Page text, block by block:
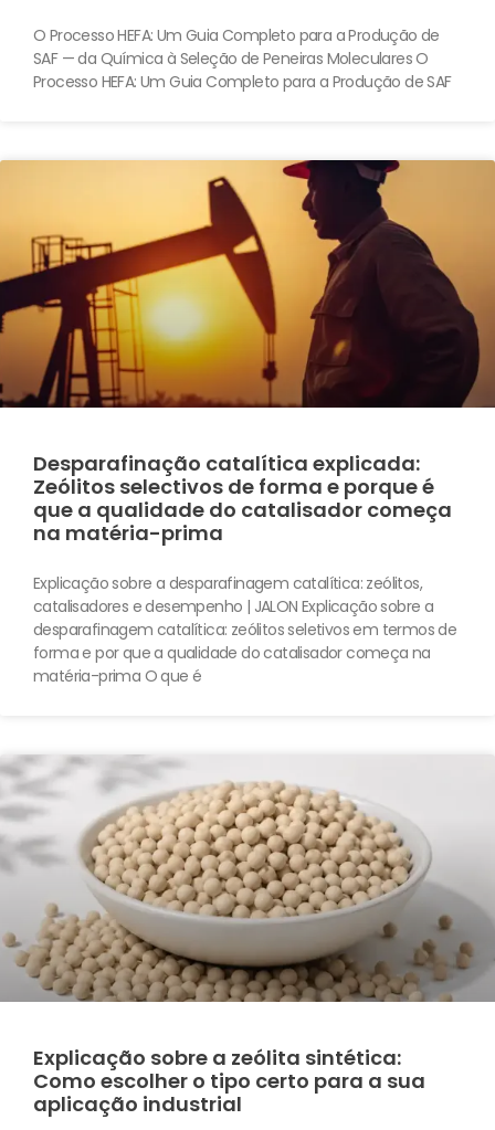
O Processo HEFA: Um Guia Completo para a Produção de
SAF — da Química à Seleção de Peneiras Moleculares O
Processo HEFA: Um Guia Completo para a Produção de SAF
Desparafinação catalítica explicada:
Zeólitos selectivos de forma e porque é
que a qualidade do catalisador começa
na matéria-prima
Explicação sobre a desparafinagem catalítica: zeólitos,
catalisadores e desempenho | JALON Explicação sobre a
desparafinagem catalítica: zeólitos seletivos em termos de
forma e por que a qualidade do catalisador começa na
matéria-prima O que é
Explicação sobre a zeólita sintética:
Como escolher o tipo certo para a sua
aplicação industrial